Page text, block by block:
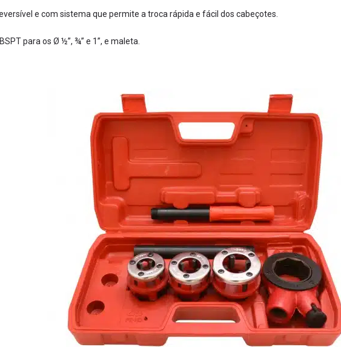
e com sistema que permite a troca rápida e fácil dos cabeçotes.
para os Ø ½”, ¾” e 1”, e maleta.